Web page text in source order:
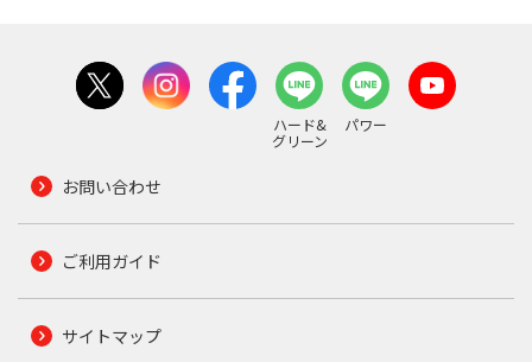
ハード&
グリーン
パワー
お問い合わせ
ご利用ガイド
サイトマップ